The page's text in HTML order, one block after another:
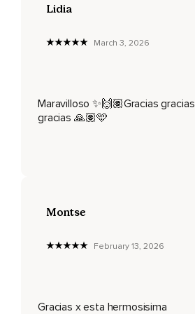
Todo el tiempo estamos respirando,
De lo que sentimos al hacerlo.
Por tu propio peso,
Simplemente siente,
Lidia
March 3, 2026
Maravilloso ✨🙌🏽Gracias gracias
gracias 🙏🏽🩵
Montse
February 13, 2026
Gracias x esta hermosisima